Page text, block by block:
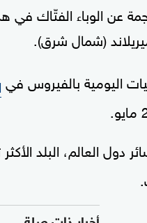
(شمال شرق).
اليومية بالفيروس في
العالم، البلد